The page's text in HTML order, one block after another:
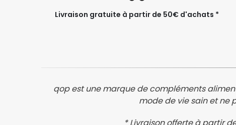
Livraison gratuite à partir de 50€ d'achats *
qop est une marque de compléments
mode de vie sain et ne